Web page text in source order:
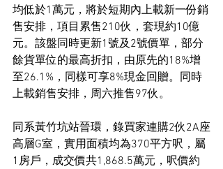
均低於1萬元，將於短期內上載新一份銷
售安排，項目累售210伙，套現約10億
元。該盤同時更新1號及2號價單，部分
餘貨單位的最高折扣，由原先的18%增
至26.1%，同樣可享8%現金回贈。同時
上載銷售安排，周六推售97伙。
同系黃竹坑站晉環，錄買家連購2伙2A座
高層G室，實用面積均為370平方呎，屬
1房戶，成交價共1,868.5萬元，呎價約